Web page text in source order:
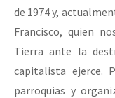
de 1974 y,
Francisco, quien
Tierra ante la
capitalista ejerce.
parroquias y